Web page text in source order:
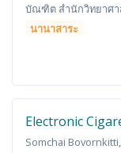
บัณฑิต สำนักวิทยาศา
นานาสาระ
Electronic
Somchai Bovornkitti,